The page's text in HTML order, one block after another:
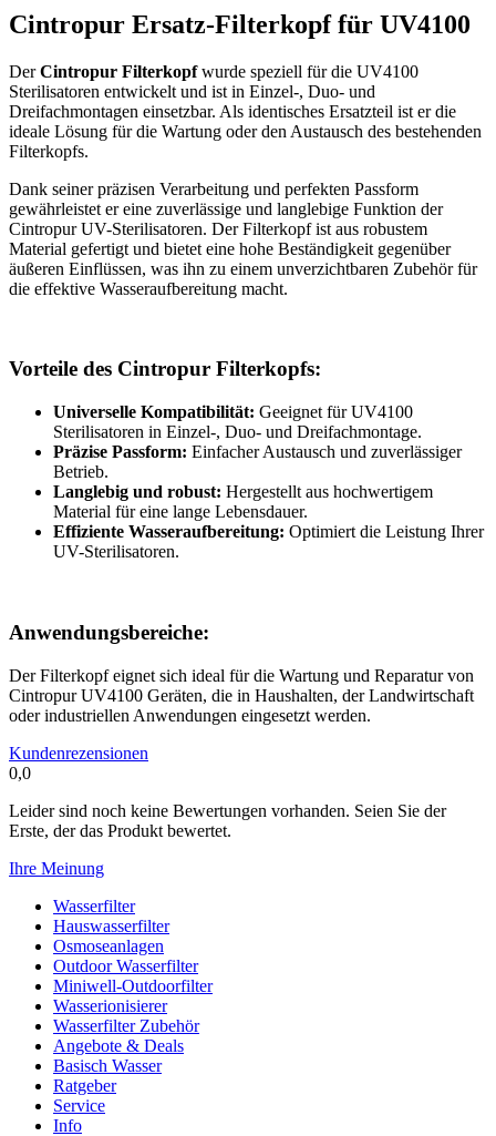
Cintropur Ersatz-Filterkopf für UV4100
DerCintropur Filterkopfwurde speziell für die UV4100
Sterilisatoren entwickelt und ist in Einzel-, Duo- und
Dreifachmontagen einsetzbar. Als identisches Ersatzteil ist er die
ideale Lösung für die Wartung oder den Austausch des bestehenden
Filterkopfs.
Dank seiner präzisen Verarbeitung und perfekten Passform
gewährleistet er eine zuverlässige und langlebige Funktion der
Cintropur UV-Sterilisatoren. Der Filterkopf ist aus robustem
Material gefertigt und bietet eine hohe Beständigkeit gegenüber
äußeren Einflüssen, was ihn zu einem unverzichtbaren Zubehör für
die effektive Wasseraufbereitung macht.
Vorteile des Cintropur Filterkopfs:
Universelle Kompatibilität: Geeignet für UV4100
Sterilisatoren in Einzel-, Duo- und Dreifachmontage.
Präzise Passform: Einfacher Austausch und zuverlässiger
Betrieb.
Langlebig und robust: Hergestellt aus hochwertigem
Material für eine lange Lebensdauer.
Effiziente Wasseraufbereitung: Optimiert die Leistung Ihrer
UV-Sterilisatoren.
Anwendungsbereiche:
Der Filterkopf eignet sich ideal für die Wartung und Reparatur von
Cintropur UV4100 Geräten, die in Haushalten, der Landwirtschaft
oder industriellen Anwendungen eingesetzt werden.
Kundenrezensionen
0,0
Leider sind noch keine Bewertungen vorhanden. Seien Sie der
Erste, der das Produkt bewertet.
Ihre Meinung
Wasserfilter
Hauswasserfilter
Osmoseanlagen
Outdoor Wasserfilter
Miniwell-Outdoorfilter
Wasserionisierer
Wasserfilter Zubehör
Angebote & Deals
Basisch Wasser
Ratgeber
Service
Info